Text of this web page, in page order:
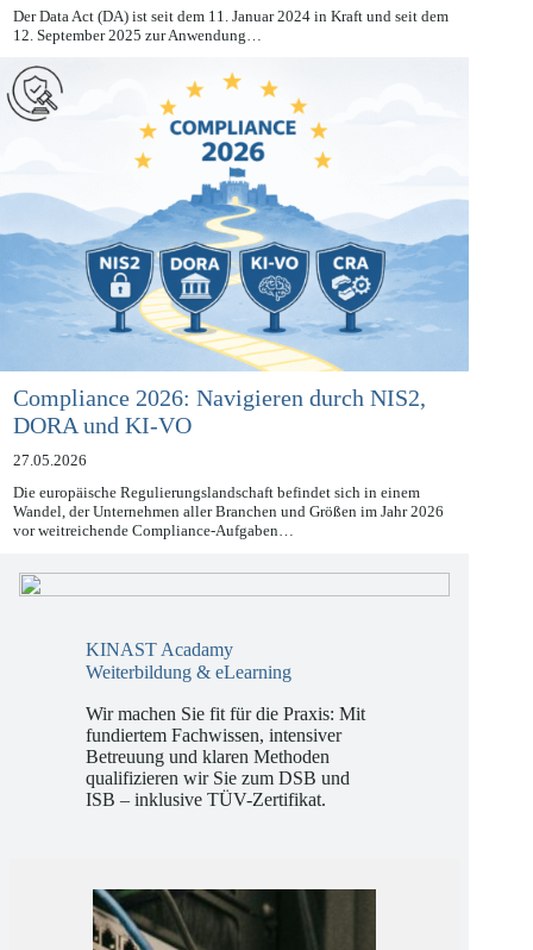
27.05.2026
Der Data Act (DA) ist seit dem 11. Januar 2024 in Kraft und seit dem
12. September 2025 zur Anwendung…
Compliance 2026: Navigieren durch NIS2,
DORA und KI-VO
27.05.2026
Die europäische Regulierungslandschaft befindet sich in einem
Wandel, der Unternehmen aller Branchen und Größen im Jahr 2026
KINAST Acadamy
Wir machen Sie fit für die Praxis: Mit
fundiertem Fachwissen, intensiver
Betreuung und klaren Methoden
qualifizieren wir Sie zum DSB und